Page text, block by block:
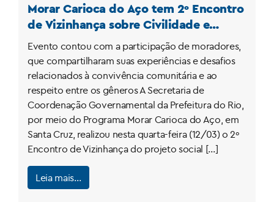
Morar Carioca do Aço tem 2º Encontro
de Vizinhança sobre Civilidade e
Gênero
Evento contou com a participação de moradores,
que compartilharam suas experiências e desafios
relacionados à convivência comunitária e ao
respeito entre os gêneros A Secretaria de
Coordenação Governamental da Prefeitura do Rio,
por meio do Programa Morar Carioca do Aço, em
Santa Cruz, realizou nesta quarta-feira (12/03) o 2º
Encontro de Vizinhança do projeto social […]
Leia mais…